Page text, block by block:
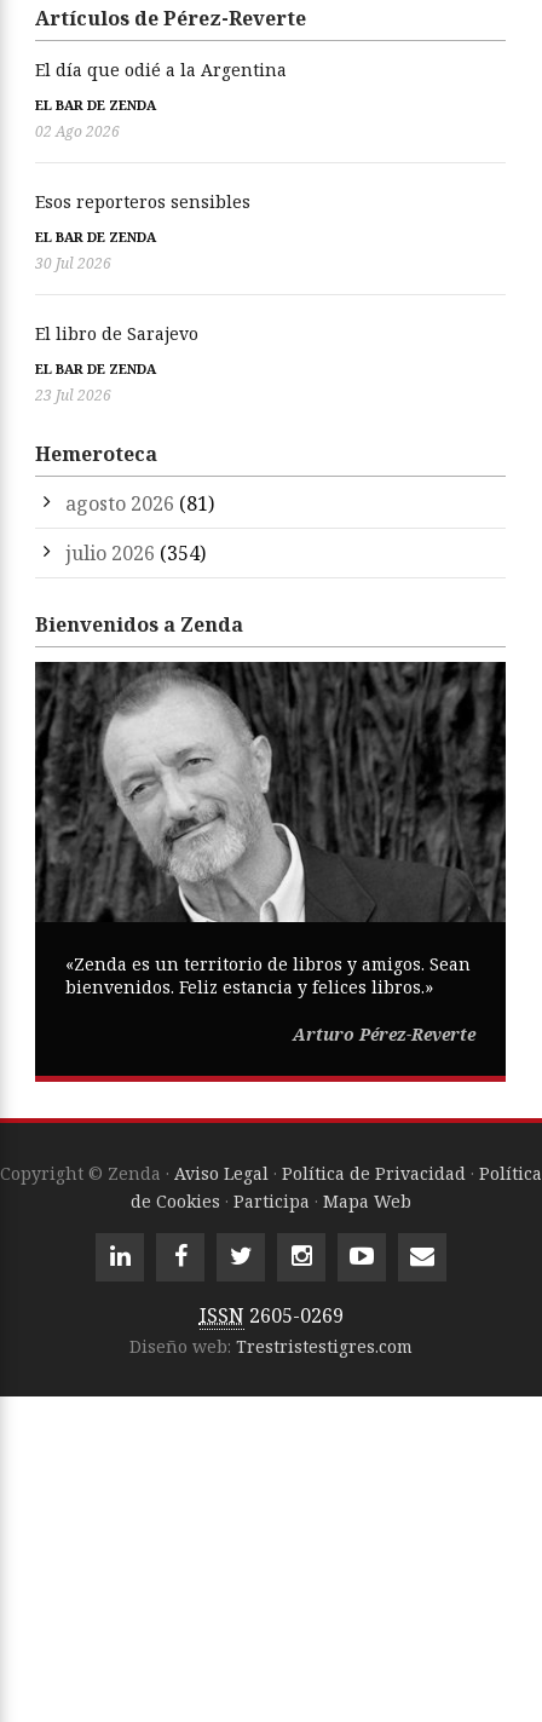
Artículos de Pérez-Reverte
El día que odié a la Argentina
EL BAR DE ZENDA
02 Ago 2026
Esos reporteros sensibles
EL BAR DE ZENDA
30 Jul 2026
El libro de Sarajevo
EL BAR DE ZENDA
23 Jul 2026
Hemeroteca
agosto 2026 (81)
julio 2026 (354)
Bienvenidos a Zenda
«Zenda es un territorio de libros y amigos. Sean
bienvenidos. Feliz estancia y felices libros.»
Arturo Pérez-Reverte
Copyright © Zenda · Aviso Legal · Política de Privacidad · Política
de Cookies · Participa · Mapa Web
ISSN 2605-0269
Diseño web: Trestristestigres.com